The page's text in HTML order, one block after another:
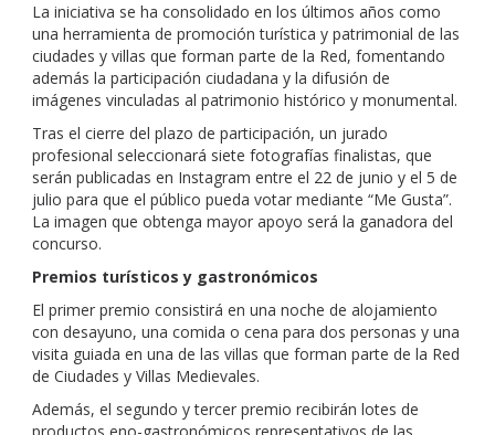
La iniciativa se ha consolidado en los últimos años como
una herramienta de promoción turística y patrimonial de las
ciudades y villas que forman parte de la Red, fomentando
además la participación ciudadana y la difusión de
imágenes vinculadas al patrimonio histórico y monumental.
Tras el cierre del plazo de participación, un jurado
profesional seleccionará siete fotografías finalistas, que
serán publicadas en Instagram entre el 22 de junio y el 5 de
julio para que el público pueda votar mediante “Me Gusta”.
La imagen que obtenga mayor apoyo será la ganadora del
concurso.
Premios turísticos y gastronómicos
El primer premio consistirá en una noche de alojamiento
con desayuno, una comida o cena para dos personas y una
visita guiada en una de las villas que forman parte de la Red
de Ciudades y Villas Medievales.
Además, el segundo y tercer premio recibirán lotes de